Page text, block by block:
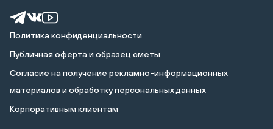
Политика конфиденциальности
Публичная оферта и образец сметы
Cогласие на получение рекламно-информационных
материалов и обработку персональных данных
Корпоративным клиентам